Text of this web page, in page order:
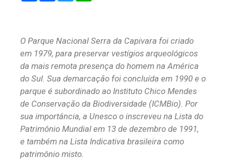
O Parque Nacional Serra da Capivara foi criado
em 1979, para preservar vestígios arqueológicos
da mais remota presença do homem na América
do Sul. Sua demarcação foi concluída em 1990 e o
parque é subordinado ao Instituto Chico Mendes
de Conservação da Biodiversidade (ICMBio). Por
sua importância, a Unesco o inscreveu na Lista do
Patrimônio Mundial em 13 de dezembro de 1991,
e também na Lista Indicativa brasileira como
patrimônio misto.